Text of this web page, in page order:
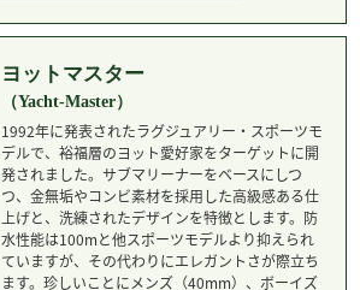
ヨットマスター
（Yacht-Master）
1992年に発表されたラグジュアリー・スポーツモ
デルで、裕福層のヨット愛好家をターゲットに開
発されました。サブマリーナーをベースにしつ
つ、金無垢やコンビ素材を採用した高級感ある仕
上げと、洗練されたデザインを特徴とします。防
水性能は100mと他スポーツモデルより抑えられ
ていますが、その代わりにエレガントさが際立ち
ます。珍しいことにメンズ（40mm）、ボーイズ